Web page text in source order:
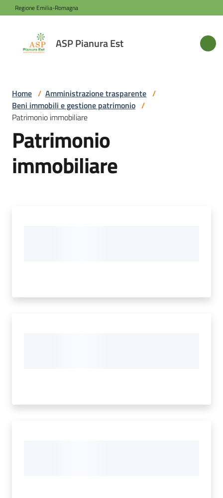
Vai al contenuto
Vai alla navigazione
Vai al footer
Regione Emilia-Romagna
ASP Pianura Est
ASP
Pianura
Azienda
Novità
Servizi
Home / Amministrazione trasparente /
Beni immobili e gestione patrimonio /
Patrimonio immobiliare
Patrimonio
immobiliare